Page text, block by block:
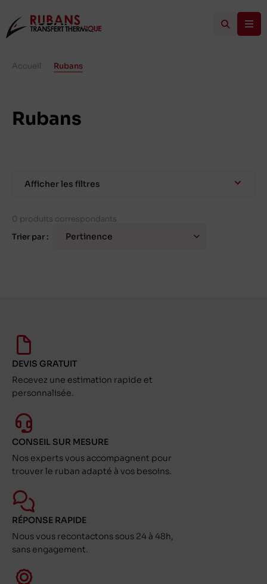
Rubans
Accueil Rubans
Afficher les filtres
0 produits correspondants
Trier par :
DEVIS GRATUIT
Recevez une estimation rapide et
personnalisée.
CONSEIL SUR MESURE
Nos experts vous accompagnent pour
trouver le ruban adapté à vos besoins.
RÉPONSE RAPIDE
Nous vous recontactons sous 24 à 48h,
sans engagement.